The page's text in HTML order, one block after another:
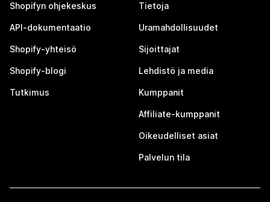
Shopifyn ohjekeskus
API-dokumentaatio
Shopify-yhteisö
Shopify-blogi
Tutkimus
Tietoja
Uramahdollisuudet
Sijoittajat
Lehdistö ja media
Kumppanit
Affiliate-kumppanit
Oikeudelliset asiat
Palvelun tila